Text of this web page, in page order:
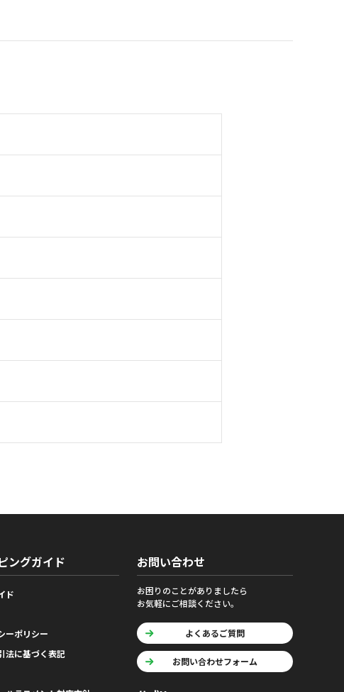
ングガイド
ド
ーポリシー
法に基づく表記
お問い合わせ
お困りのことがありましたら
お気軽にご相談ください。
よくあるご質問
お問い合わせフォーム